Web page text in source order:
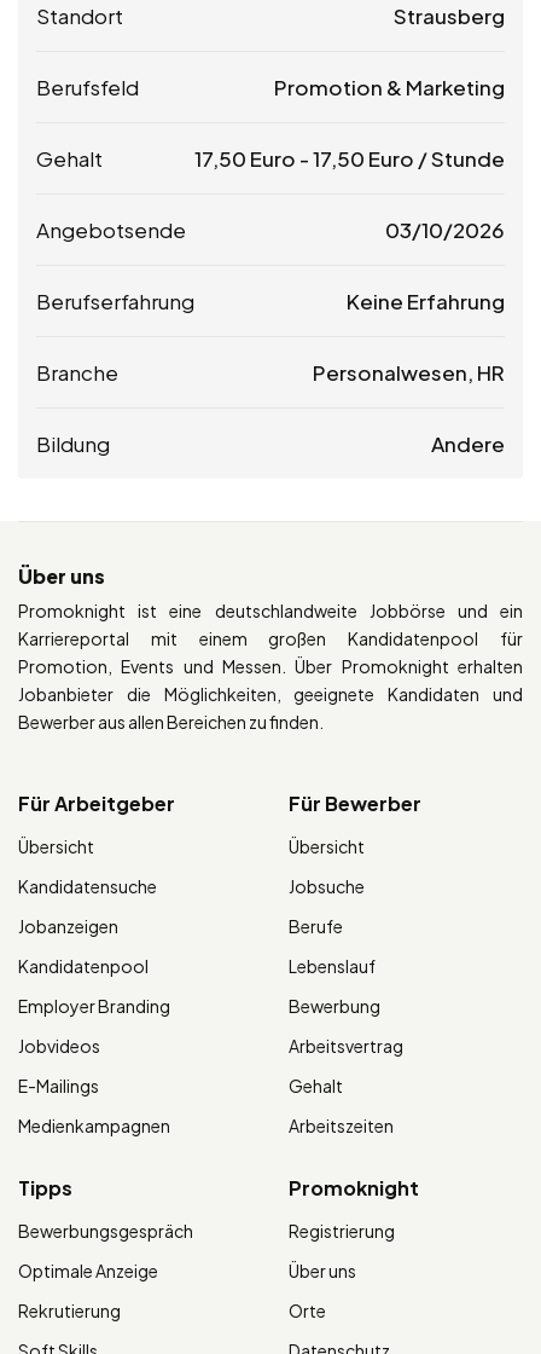
Standort Strausberg
Berufsfeld Promotion & Marketing
Gehalt 17,50 Euro -17,50 Euro / Stunde
Angebotsende 03/10/2026
Berufserfahrung Keine Erfahrung
Branche Personalwesen, HR
Bildung Andere
Über uns
Promoknight ist eine deutschlandweite Jobbörse und ein
Karriereportal mit einem großen Kandidatenpool für
Promotion, Events und Messen. Über Promoknight erhalten
Jobanbieter die Möglichkeiten, geeignete Kandidaten und
Bewerber aus allen Bereichen zu finden.
Für Arbeitgeber
Übersicht
Kandidatensuche
Jobanzeigen
Kandidatenpool
Employer Branding
Jobvideos
E-Mailings
Medienkampagnen
Für Bewerber
Übersicht
Jobsuche
Berufe
Lebenslauf
Bewerbung
Arbeitsvertrag
Gehalt
Arbeitszeiten
Tipps
Bewerbungsgespräch
Optimale Anzeige
Rekrutierung
Promoknight
Registrierung
Über uns
Orte